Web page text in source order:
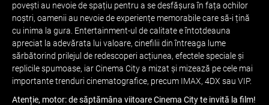
povești au nevoie de spațiu pentru a se desfășura în fața ochilor
noștri, oamenii au nevoie de experiențe memorabile care să-i țină
cu inima la gura. Entertainment-ul de calitate e întotdeauna
apreciat la adevărata lui valoare, cinefilii din întreaga lume
sărbătorind prilejul de redescoperi acțiunea, efectele speciale și
replicile spumoase, iar Cinema City a mizat și mizează pe cele mai
importante trenduri cinematografice, precum IMAX, 4DX sau VIP.
Atenție, motor: de săptămâna viitoare Cinema City te invită la film!